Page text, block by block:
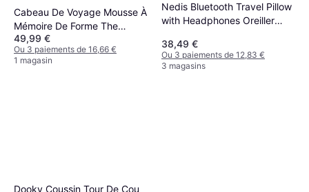
Cabeau De Voyage Mousse À
Mémoire De Forme The
Neck's Evolution TNE S3
Oreiller cervical Gris, Noir,
Vert, Multicolore
49,99 €
Ou 3 paiements de 16,66 €
1 magasin
Nedis Bluetooth Travel Pillow
with Headphones Oreiller
38,49 €
Ou 3 paiements de 12,83 €
3 magasins
Dooky Coussin Tour De Cou